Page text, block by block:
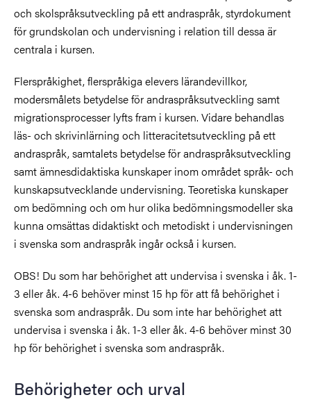
och skolspråksutveckling på ett andraspråk, styrdokument
för grundskolan och undervisning i relation till dessa är
centrala i kursen.
Flerspråkighet, flerspråkiga elevers lärandevillkor,
modersmålets betydelse för andraspråksutveckling samt
migrationsprocesser lyfts fram i kursen. Vidare behandlas
läs- och skrivinlärning och litteracitetsutveckling på ett
andraspråk, samtalets betydelse för andraspråksutveckling
samt ämnesdidaktiska kunskaper inom området språk- och
kunskapsutvecklande undervisning. Teoretiska kunskaper
om bedömning och om hur olika bedömningsmodeller ska
kunna omsättas didaktiskt och metodiskt i undervisningen
i svenska som andraspråk ingår också i kursen.
OBS! Du som har behörighet att undervisa i svenska i åk. 1-
3 eller åk. 4-6 behöver minst 15 hp för att få behörighet i
svenska som andraspråk. Du som inte har behörighet att
undervisa i svenska i åk. 1-3 eller åk. 4-6 behöver minst 30
hp för behörighet i svenska som andraspråk.
Behörigheter och urval